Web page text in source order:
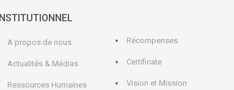
INSTITUTIONNEL
A propos de nous
Actualités & Médias
Ressources Humaines
Récompenses
Certificate
Vision et Mission